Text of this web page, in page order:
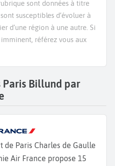
sont données à titre
susceptibles d’évoluer à
d’une région à une autre. Si
référez vous aux
Billund par
de Paris Charles de Gaulle
Air France propose 15